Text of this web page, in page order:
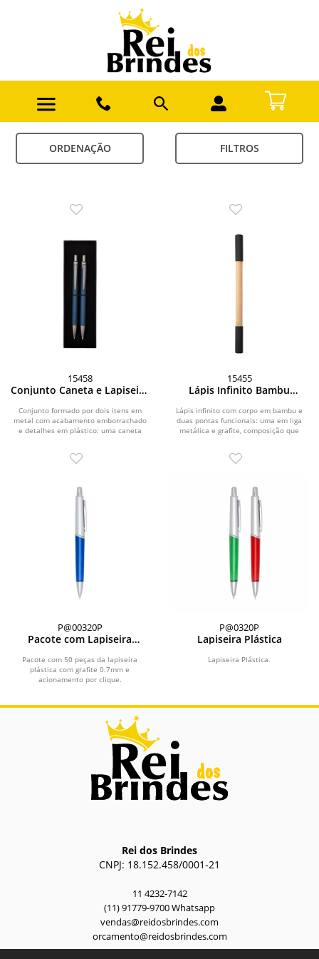
ORDENAÇÃO FILTROS
15458
Conjunto Caneta e Lapiseira
Conjunto formado por dois itens em
metal com acabamento emborrachado
e detalhes em plástico: uma caneta
15455
Lápis Infinito Bambu
Lápis infinito com corpo em bambu e
duas pontas funcionais: uma em liga
metálica e grafite, composição que
P@00320P
Pacote com Lapiseira
Pacote com 50 peças da lapiseira
plástica com grafite 0.7mm e
acionamento por clique.
P@0320P
Lapiseira Plástica
Lapiseira Plástica.
Rei dos Brindes
CNPJ: 18.152.458/0001-21
11 4232-7142
(11) 91779-9700 Whatsapp
vendas@reidosbrindes.com
orcamento@reidosbrindes.com